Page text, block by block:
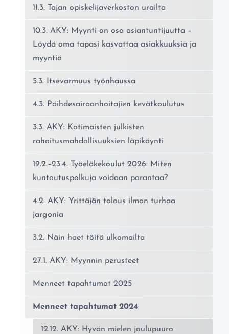
11.3. Tajan opiskelijaverkoston urailta
10.3. AKY: Myynti on osa asiantuntijuutta –
Löydä oma tapasi kasvattaa asiakkuuksia ja
myyntiä
5.3. Itsevarmuus työnhaussa
4.3. Päihdesairaanhoitajien kevätkoulutus
3.3. AKY: Kotimaisten julkisten
rahoitusmahdollisuuksien läpikäynti
19.2.–23.4. Työeläkekoulut 2026: Miten
kuntoutuspolkuja voidaan parantaa?
4.2. AKY: Yrittäjän talous ilman turhaa
jargonia
3.2. Näin haet töitä ulkomailta
27.1. AKY: Myynnin perusteet
Menneet tapahtumat 2025
Menneet tapahtumat 2024
12.12. AKY: Hyvän mielen joulupuuro